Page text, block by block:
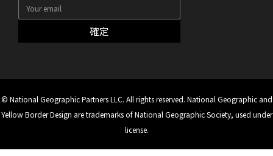
確定
© National Geographic Partners LLC. All rights reserved. National Geographic and
Yellow Border Design are trademarks of National Geographic Society, used under
license.